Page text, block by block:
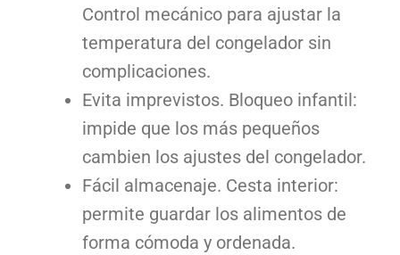
Control mecánico para ajustar la
temperatura del congelador sin
complicaciones.
Evita imprevistos. Bloqueo infantil:
impide que los más pequeños
cambien los ajustes del congelador.
Fácil almacenaje. Cesta interior:
permite guardar los alimentos de
forma cómoda y ordenada.